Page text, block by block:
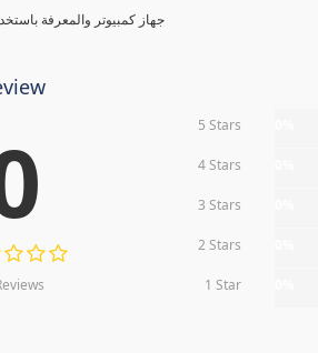
جهاز كمبيوتر والمعرفة
5 Stars
4 Stars
3 Stars
2 Stars
1 Star